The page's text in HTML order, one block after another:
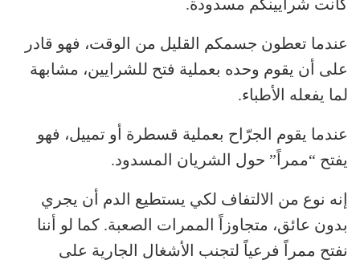
كانت شرايينكم مسدودة.
عندما تعطون جسمكم القليل من الوقت، فهو قادر
على أن يقوم وحده بعملية فتح للشرايين، مشابهة
لما يفعله الأطباء.
عندما يقوم الجرّاح بعملية قسطرة أو تمييل، فهو
يفتح “ممراً” حول الشريان المسدود.
إنه نوع من الالتفاف لكي يستطيع الدم أن يجري
بدون عائق، متجاوزاً الممرات الصعبة. كما لو أننا
نفتح ممراً فرعياً لتجنب الأشغال الجارية على